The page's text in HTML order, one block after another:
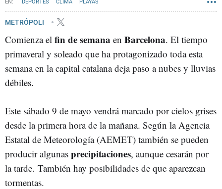
DEPORTES CLIMA PLAYAS
METRÓPOLI
Comienza el fin de semana en Barcelona. El tiempo
primaveral y soleado que ha protagonizado toda esta
semana en la capital catalana deja paso a nubes y lluvias
débiles.
Este sábado 9 de mayo vendrá marcado por cielos grises
desde la primera hora de la mañana. Según la Agencia
Estatal de Meteorología (AEMET) también se pueden
producir algunas precipitaciones, aunque cesarán por
la tarde. También hay posibilidades de que aparezcan
tormentas.